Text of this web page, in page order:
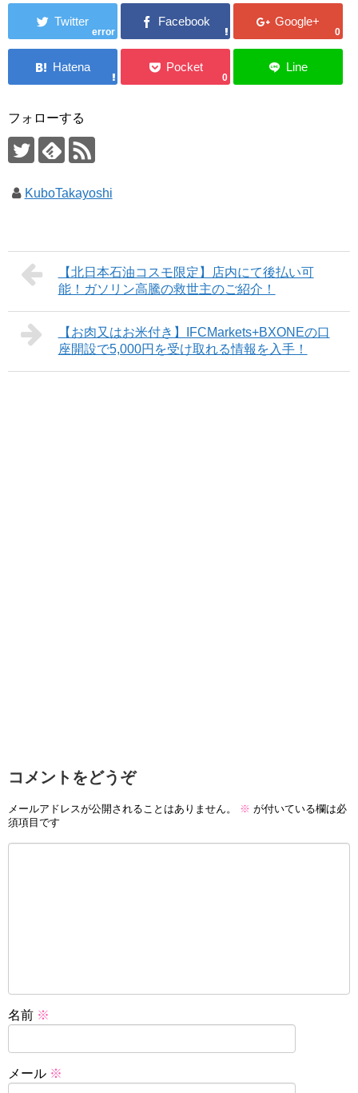
error 0
0
フォローする
KuboTakayoshi
【北日本石油コスモ限定】店内にて後払い可
能！ガソリン高騰の救世主のご紹介！
【お肉又はお米付き】IFCMarkets+BXONEの口
座開設で5,000円を受け取れる情報を入手！
コメントをどうぞ
メールアドレスが公開されることはありません。 ※ が付いている欄は必
須項目です
名前 ※
メール ※